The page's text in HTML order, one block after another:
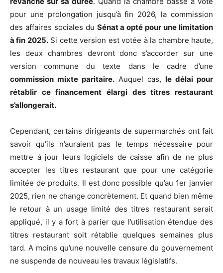
pour une prolongation jusqu’à fin 2026, la commission
des affaires sociales du Sénat a opté pour une limitation
à fin 2025.Si cette version est votée à la chambre haute,
les deux chambres devront donc s’accorder sur une
version commune du texte dans le cadre d’une
commission mixte paritaire. Auquel cas, le délai pour
rétablir ce financement élargi des titres restaurant
s’allongerait.
Cependant, certains dirigeants de supermarchés ont fait
savoir qu’ils n’auraient pas le temps nécessaire pour
mettre à jour leurs logiciels de caisse afin de ne plus
accepter les titres restaurant que pour une catégorie
limitée de produits. Il est donc possible qu’au 1er janvier
2025, rien ne change concrètement. Et quand bien même
le retour à un usage limité des titres restaurant serait
appliqué, il y a fort à parier que l’utilisation étendue des
titres restaurant soit rétablie quelques semaines plus
tard. A moins qu’une nouvelle censure du gouvernement
ne suspende de nouveau les travaux législatifs.